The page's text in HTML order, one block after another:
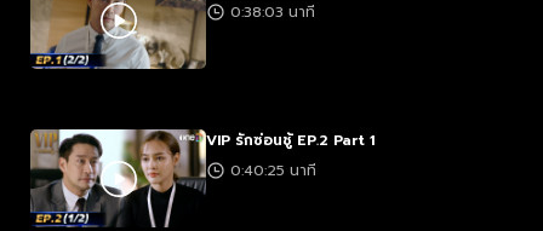
0:38:03 นาที
VIP รักซ่อนชู้ EP.2 Part 1
0:40:25 นาที